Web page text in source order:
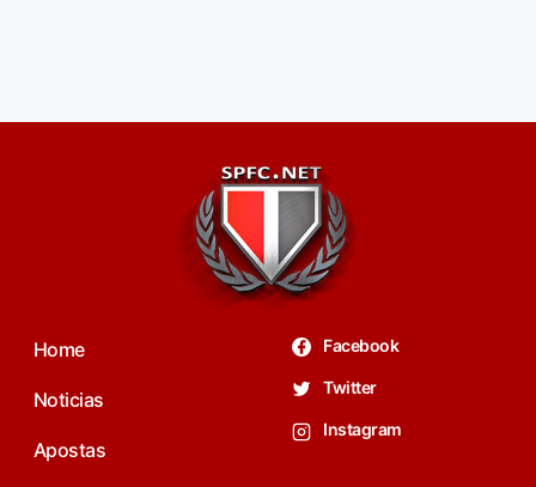
Home
Noticias
Apostas
Facebook
Twitter
Instagram